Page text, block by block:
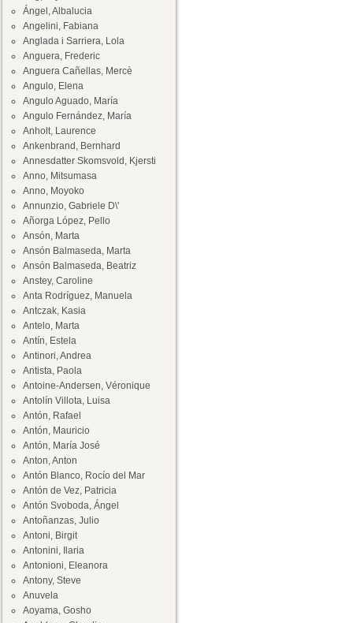
Ángel, Albalucia
Angelini, Fabiana
Anglada i Sarriera, Lola
Anguera, Frederic
Anguera Cañellas, Mercè
Angulo, Elena
Angulo Aguado, María
Angulo Fernández, María
Anholt, Laurence
Ankenbrand, Bernhard
Annesdatter Skomsvold, Kjersti
Anno, Mitsumasa
Anno, Moyoko
Annunzio, Gabriele D\'
Añorga López, Pello
Ansón, Marta
Ansón Balmaseda, Marta
Ansón Balmaseda, Beatriz
Anstey, Caroline
Anta Rodríguez, Manuela
Antczak, Kasia
Antelo, Marta
Antín, Estela
Antinori, Andrea
Antista, Paola
Antoine-Andersen, Véronique
Antolín Villota, Luisa
Antón, Rafael
Antón, Mauricio
Antón, María José
Anton, Anton
Antón Blanco, Rocío del Mar
Antón de Vez, Patricia
Antón Svoboda, Ángel
Antoñanzas, Julio
Antoni, Birgit
Antonini, Ilaria
Antonioni, Eleanora
Antony, Steve
Anuvela
Aoyama, Gosho